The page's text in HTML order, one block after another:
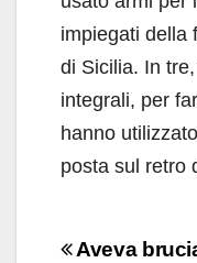
impiegati della
di Sicilia. In
integrali, per
hanno
posta sul retro
Aveva